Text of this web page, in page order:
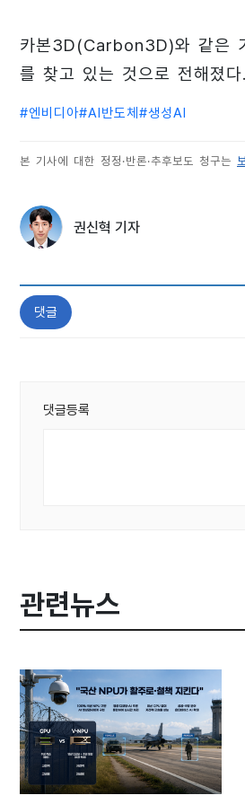
카본3D(Carbon3D)와 같은
를 찾고 있는 것으로 전해졌다.
#엔비디아#AI반도체 #생성AI
본 기사에 대한 정정·반론·추후보도 청구는
권신혁 기자
댓글
댓글등록
관련뉴스